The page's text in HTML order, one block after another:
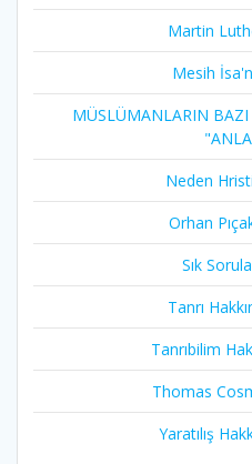
Martin
Mesih
MÜSLÜMANLARIN
Neden
Orhan
Sık
Tanrı
Tanrıbilim
Thomas
Yaratılış